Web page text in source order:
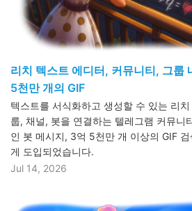
리치 텍스트 에디터, 커뮤니티, 그룹
5천만 개의 GIF
텍스트를 서식화하고 생성할 수 있는 리
룹, 채널, 봇을 연결하는 텔레그램 커뮤니
인 봇 메시지, 3억 5천만 개 이상의 GIF
게 도입되었습니다.
Jul 14, 2026